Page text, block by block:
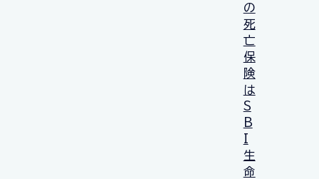
の
死
亡
保
険
は
S
B
I
生
命